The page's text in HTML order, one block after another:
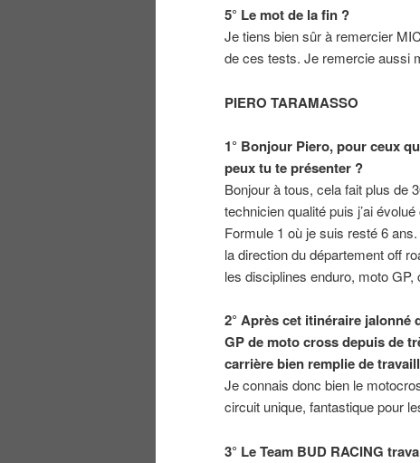
5° Le mot de la fin ?
Je tiens bien sûr à remercier
de ces tests. Je remercie aussi
PIERO TARAMASSO
1° Bonjour Piero, pour ceux
peux tu te présenter ?
Bonjour à tous, cela fait plus de
technicien qualité puis j’ai
Formule 1 où je suis resté 6
la direction du département off
les disciplines enduro, moto
2° Après cet itinéraire jalonné
GP de moto cross depuis de
carrière bien remplie de
Je connais donc bien le
circuit unique, fantastique pour
3° Le Team BUD RACING